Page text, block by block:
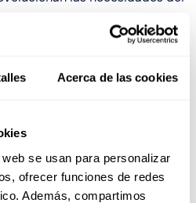
Acerca de las cookies
se usan para personalizar
ofrecer funciones de redes
Además, compartimos
impulsados por IA, equipos
no técnicos observan
— los futuros managers
para aprender sobre toma
y priorización.